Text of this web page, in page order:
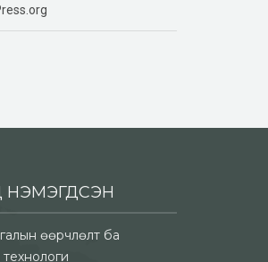
НЭМЭГДСЭН
өөрчлөлт ба